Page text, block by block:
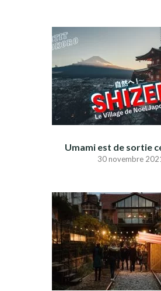
Umami est de sortie
30 novembre